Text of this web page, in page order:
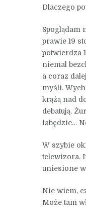
Dlaczego
Spoglądam
prawie 19
potwierdza
niemal
a coraz
myśli.
krążą nad
debatują.
łabędzie…
W szybie
telewizora.
uniesione
Nie wiem,
Może tam